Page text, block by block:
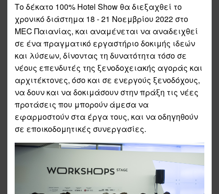
Το δέκατο 100% Hotel Show θα διεξαχθεί το
χρονικό διάστημα 18 - 21 Νοεμβρίου 2022 στο
MEC Παιανίας, και αναμένεται να αναδειχθεί
σε ένα πραγματικό εργαστήριο δοκιμής ιδεών
και λύσεων, δίνοντας τη δυνατότητα τόσο σε
νέους επενδυτές της ξενοδοχειακής αγοράς και
αρχιτέκτονες, όσο και σε ενεργούς ξενοδόχους,
να δουν και να δοκιμάσουν στην πράξη τις νέες
προτάσεις που μπορούν άμεσα να
εφαρμοστούν στα έργα τους, και να οδηγηθούν
σε εποικοδομητικές συνεργασίες.